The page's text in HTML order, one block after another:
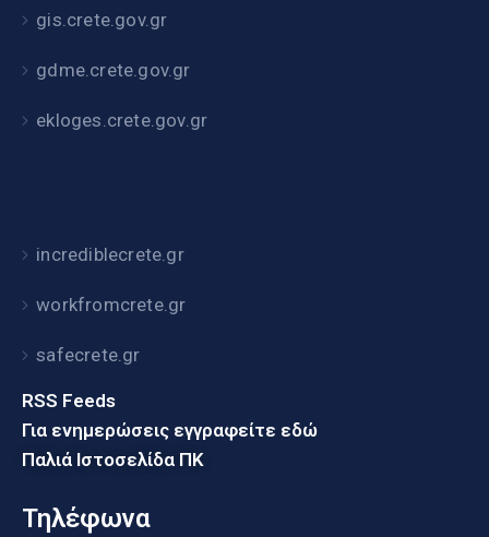
gis.crete.gov.gr
gdme.crete.gov.gr
ekloges.crete.gov.gr
incrediblecrete.gr
workfromcrete.gr
safecrete.gr
RSS Feeds
Για ενημερώσεις εγγραφείτε εδώ
Παλιά Ιστοσελίδα ΠΚ
Τηλέφωνα